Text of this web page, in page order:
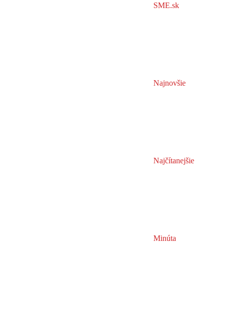
SME.sk
Najnovšie
Najčítanejšie
Minúta